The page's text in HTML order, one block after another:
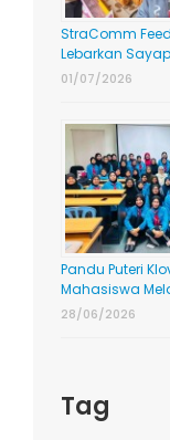
StraComm
Lebarkan
01/07/2026
Pandu Puteri
Mahasiswa
28/06/2026
Tag